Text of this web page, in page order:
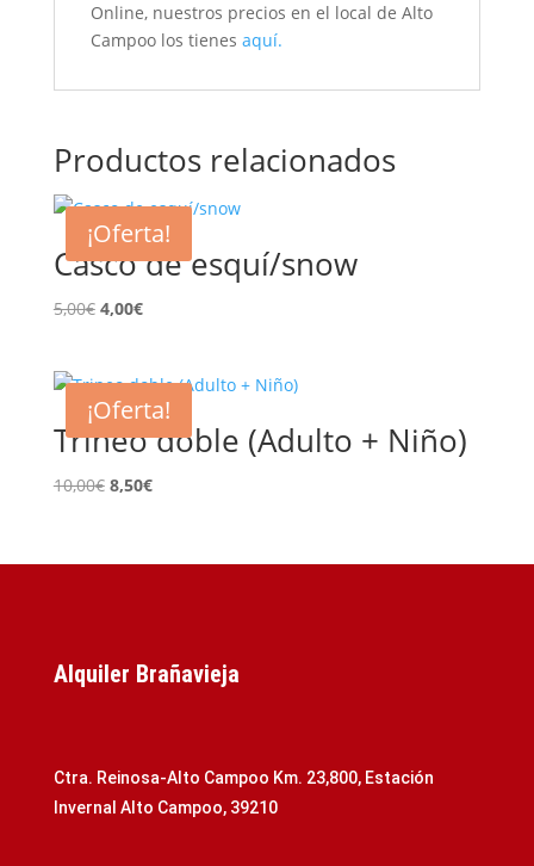
Online, nuestros precios en el local de Alto
Campoo los tienes aquí.
Productos relacionados
¡Oferta!
Casco de esquí/snow
5,00€ El
era:
5,00€.
4,00€El
es:
4,00€.
¡Oferta!
Trineo doble (Adulto + Niño)
10,00€ El
era:
8,50€El
es:
Alquiler Brañavieja
Ctra. Reinosa-Alto Campoo Km. 23,800, Estación
Invernal Alto Campoo, 39210